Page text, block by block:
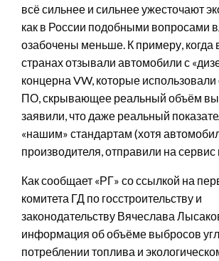
всё сильнее и сильнее ужесточают
как в России подобными вопросами
озабочены меньше. К примеру, когда
странах отзывали автомобили с
концерна VW, которые
ПО, скрывающее реальный объём
заявили, что даже реальный
«нашим» стандартам (хотя
производителя, отправили на сервис
Как сообщает «РГ» со ссылкой на
комитета ГД по госстроительству и
законодательству Вячеслава
информация об объёме выбросов
потреблении топлива и